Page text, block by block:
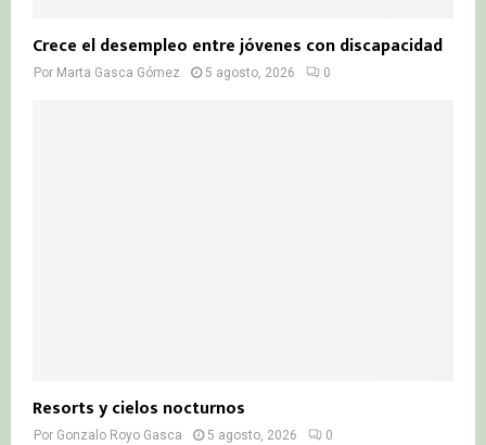
Crece el desempleo entre jóvenes con discapacidad
Por Marta Gasca Gómez 5 agosto, 2026 0
Resorts y cielos nocturnos
Por Gonzalo Royo Gasca 5 agosto, 2026 0